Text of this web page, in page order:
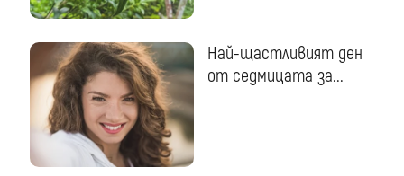
Най-щастливият ден
от седмицата за...